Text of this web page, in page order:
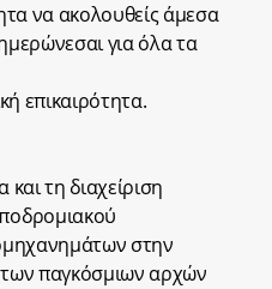
να ακολουθείς άμεσα
για όλα τα
επικαιρότητα.
τη διαχείριση
στην
των παγκόσμιων αρχών